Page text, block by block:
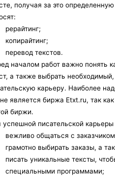
получая за это
рерайтинг;
копирайтинг;
перевод текстов.
началом работ важно понять
а также выбрать
карьеру. Наиболее
является биржа Etxt.ru, так
биржи.
успешной писательской
вежливо общаться с
грамотно выбирать заказы, а
писать уникальные тексты,
специальными программами;